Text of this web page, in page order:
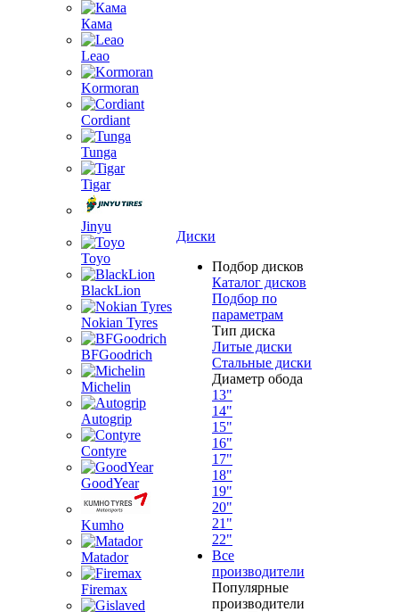
Кама
Leao
Kormoran
Cordiant
Tunga
Tigar
Jinyu
Toyo
BlackLion
Nokian Tyres
BFGoodrich
Michelin
Autogrip
Contyre
GoodYear
Kumho
Matador
Firemax
Диски
Подбор дисков
Каталог дисков
Подбор по
параметрам
Тип диска
Литые диски
Стальные диски
Диаметр обода
13"
14"
15"
16"
17"
18"
19"
20"
21"
22"
Все
производители
Популярные
производители